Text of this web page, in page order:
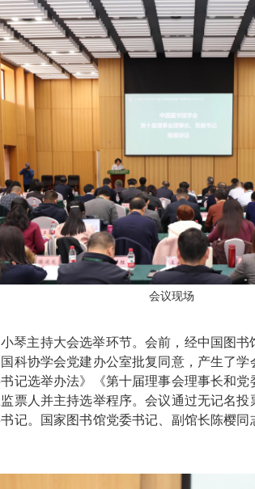
会议现场
琴主持大会选举环节。会前，经中国图
科协学会党建办公室批复同意，产生了
记选举办法》《第十届理事会理事长和
票人并主持选举程序。会议通过无记名
记。国家图书馆党委书记、副馆长陈樱